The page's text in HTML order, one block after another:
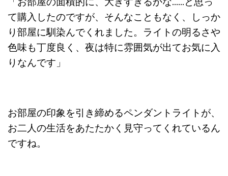
て購入したのですが、そんなこともなく、しっか
り部屋に馴染んでくれました。ライトの明るさや
色味も丁度良く、夜は特に雰囲気が出てお気に入
りなんです」
お部屋の印象を引き締めるペンダントライトが、
お二人の生活をあたたかく見守ってくれているん
ですね。